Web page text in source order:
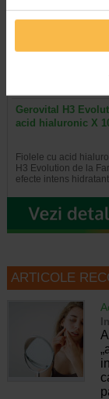
Gerovital H3
acid hialuronic X
Fiolele cu acid
H3 Evolution de la
efecte intens
ARTICOLE